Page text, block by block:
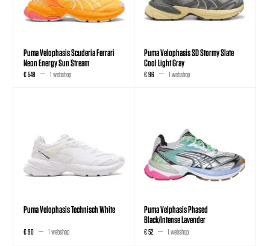
Puma Velophasis Scuderia Ferrari
Neon Energy Sun Stream
€ 548 1 webshop
Puma Velophasis SD Stormy Slate
Cool Light Gray
€ 96 1 webshop
Puma Velophasis Technisch White
€ 90 1 webshop
Puma Velphasis Phased
Black/Intense Lavender
€ 52 1 webshop